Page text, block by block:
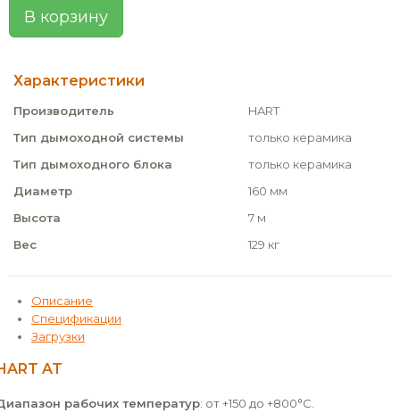
В корзину
Характеристики
Производитель
HART
Тип дымоходной системы
только керамика
Тип дымоходного блока
только керамика
Диаметр
160 мм
Высота
7 м
Вес
129 кг
Описание
Спецификации
Загрузки
AT
рабочих температур: от +150 до +800°С.